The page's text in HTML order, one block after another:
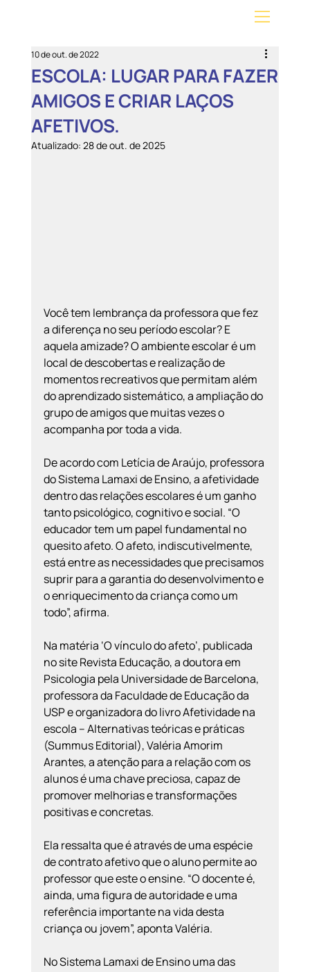
ESCOLA: LUGAR PARA FAZER
AMIGOS E CRIAR LAÇOS
AFETIVOS.
10 de out. de 2022
Atualizado: 28 de out. de 2025
Você tem lembrança da professora que fez
a diferença no seu período escolar? E
aquela amizade? O ambiente escolar é um
local de descobertas e realização de
momentos recreativos que permitam além
do aprendizado sistemático, a ampliação do
grupo de amigos que muitas vezes o
acompanha por toda a vida.
De acordo com Letícia de Araújo, professora
do Sistema Lamaxi de Ensino, a afetividade
dentro das relações escolares é um ganho
tanto psicológico, cognitivo e social. “O
educador tem um papel fundamental no
quesito afeto. O afeto, indiscutivelmente,
está entre as necessidades que precisamos
suprir para a garantia do desenvolvimento e
o enriquecimento da criança como um
todo”, afirma.
Na matéria ‘O vínculo do afeto’, publicada
no site Revista Educação, a doutora em
Psicologia pela Universidade de Barcelona,
professora da Faculdade de Educação da
USP e organizadora do livro Afetividade na
escola – Alternativas teóricas e práticas
(Summus Editorial), Valéria Amorim
Arantes, a atenção para a relação com os
alunos é uma chave preciosa, capaz de
promover melhorias e transformações
positivas e concretas.
Ela ressalta que é através de uma espécie
de contrato afetivo que o aluno permite ao
professor que este o ensine. “O docente é,
ainda, uma figura de autoridade e uma
referência importante na vida desta
criança ou jovem”, aponta Valéria.
No Sistema Lamaxi de Ensino uma das